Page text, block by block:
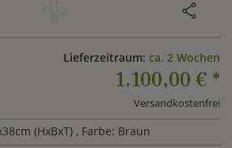
Lieferzeitraum: ca. 2 Wochen
1.100,00 € *
Versandkostenfrei
(HxBxT) , Farbe: Braun